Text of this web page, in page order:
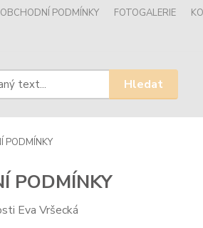
OBCHODNÍ PODMÍNKY FOTOGALERIE
Hledat
PODMÍNKY
PODMÍNKY
Eva Vršecká